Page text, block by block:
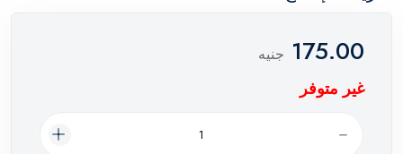
175.00 جنيه
غير متوفر